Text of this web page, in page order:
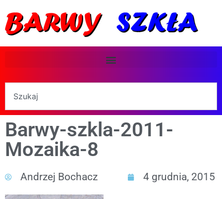
Barwy-szkla-2011-
Mozaika-8
Andrzej Bochacz 4 grudnia, 2015